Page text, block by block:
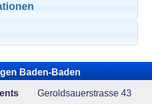
Baden-Baden
Geroldsauerstrasse 43